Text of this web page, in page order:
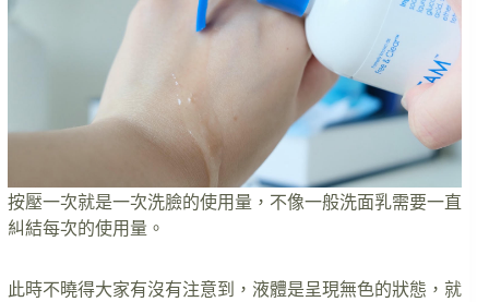
按壓一次就是一次洗臉的使用量，不像一般洗面乳需要一直
糾結每次的使用量。
此時不曉得大家有沒有注意到，液體是呈現無色的狀態，就